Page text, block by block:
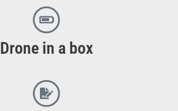
Drone in a box